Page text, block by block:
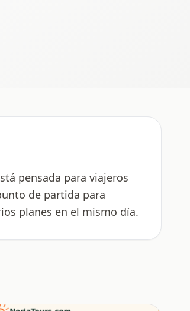
pensada para viajeros
de partida para
planes en el mismo día.